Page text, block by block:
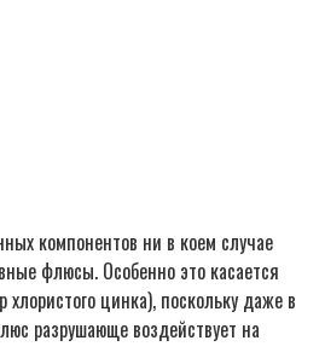
компонентов ни в коем случае
флюсы. Особенно это касается
цинка), поскольку даже в
разрушающе воздействует на